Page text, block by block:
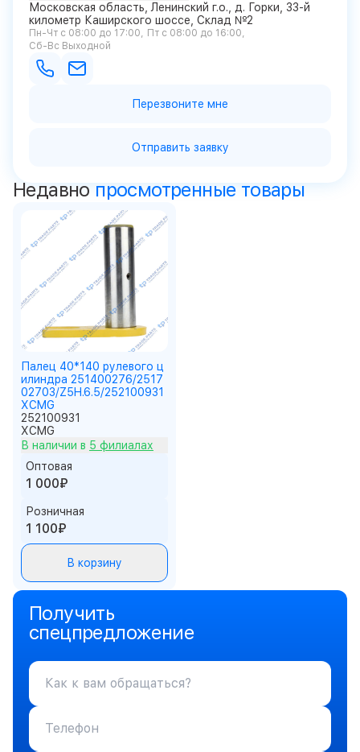
Московская область, Ленинский г.о., д. Горки, 33-й
километр Каширского шоссе, Склад №2
Пн-Чт с 08:00 до 17:00
Пт с 08:00 до 16:00
Сб-Вс Выходной
Перезвоните мне
Отправить заявку
Недавно просмотренные товары
Палец 40*140 рулевого ц
илиндра 251400276/2517
02703/Z5H.6.5/252100931
XCMG
252100931
XCMG
В наличии в 5 филиалах
Оптовая
1 000₽
Розничная
1 100₽
В корзину
Получить
спецпредложение